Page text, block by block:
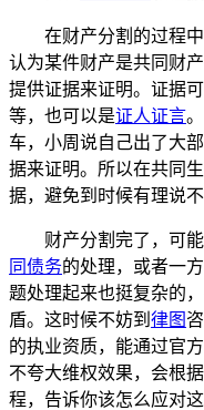
在财产分割的过程
认为某件财产是共同财
提供证据来证明。证据
等，也可以是证人证言
车，小周说自己出了大
据来证明。所以在共同
据，避免到时候有理说不
财产分割完了，可
同债务的处理，或者一
题处理起来也挺复杂的
盾。这时候不妨到 律图
的执业资质，能通过官
不夸大维权效果，会根
程，告诉你该怎么应对